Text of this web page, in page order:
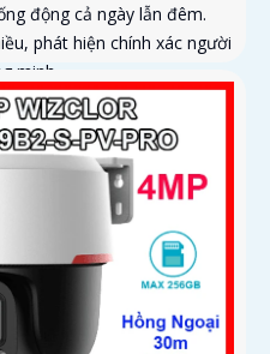
động cả ngày lẫn đêm.
phát hiện chính xác người
minh